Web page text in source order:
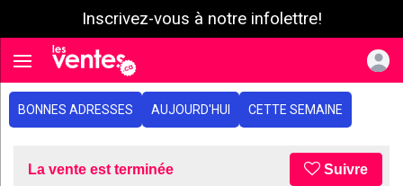
Inscrivez-vous à notre infolettre!
Toggle navigation
BONNES ADRESSES AUJOURD'HUI CETTE SEMAINE
La vente est terminée Suivre